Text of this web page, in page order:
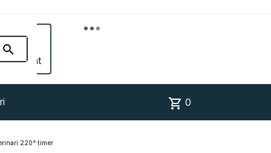


Account
shopping_cart 0
220° timer